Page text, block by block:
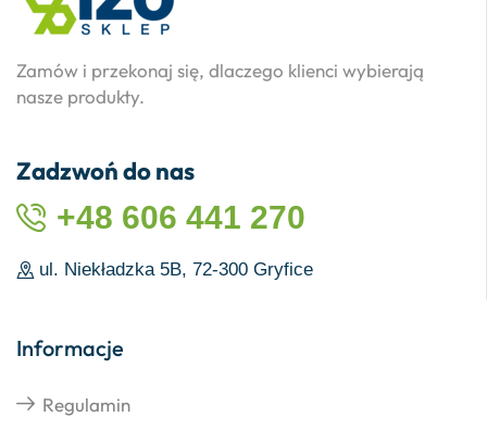
Zamów i przekonaj się, dlaczego klienci wybierają
nasze produkty.
Zadzwoń do nas
+48 606 441 270
ul. Niekładzka 5B, 72-300 Gryfice
Informacje
Regulamin